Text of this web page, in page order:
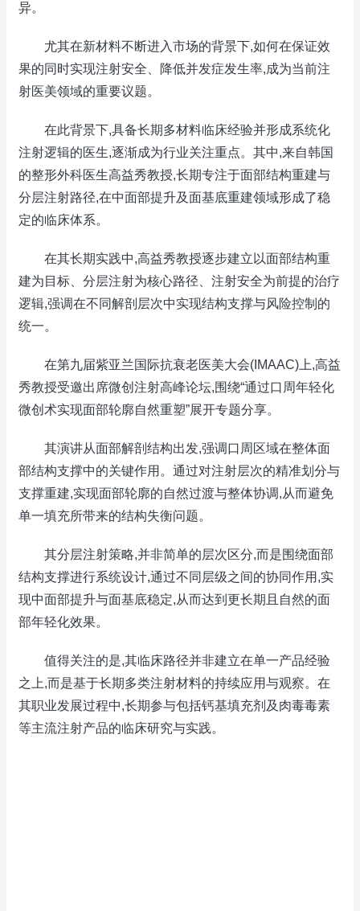
异。
尤其在新材料不断进入市场的背景下,如何在保证效
果的同时实现注射安全、降低并发症发生率,成为当前注
射医美领域的重要议题。
在此背景下,具备长期多材料临床经验并形成系统化
注射逻辑的医生,逐渐成为行业关注重点。其中,来自韩国
的整形外科医生高益秀教授,长期专注于面部结构重建与
分层注射路径,在中面部提升及面基底重建领域形成了稳
定的临床体系。
在其长期实践中,高益秀教授逐步建立以面部结构重
建为目标、分层注射为核心路径、注射安全为前提的治疗
逻辑,强调在不同解剖层次中实现结构支撑与风险控制的
统一。
在第九届紫亚兰国际抗衰老医美大会(IMAAC)上,高益
秀教授受邀出席微创注射高峰论坛,围绕“通过口周年轻化
微创术实现面部轮廓自然重塑”展开专题分享。
其演讲从面部解剖结构出发,强调口周区域在整体面
部结构支撑中的关键作用。通过对注射层次的精准划分与
支撑重建,实现面部轮廓的自然过渡与整体协调,从而避免
单一填充所带来的结构失衡问题。
其分层注射策略,并非简单的层次区分,而是围绕面部
结构支撑进行系统设计,通过不同层级之间的协同作用,实
现中面部提升与面基底稳定,从而达到更长期且自然的面
部年轻化效果。
值得关注的是,其临床路径并非建立在单一产品经验
之上,而是基于长期多类注射材料的持续应用与观察。在
其职业发展过程中,长期参与包括钙基填充剂及肉毒毒素
等主流注射产品的临床研究与实践。